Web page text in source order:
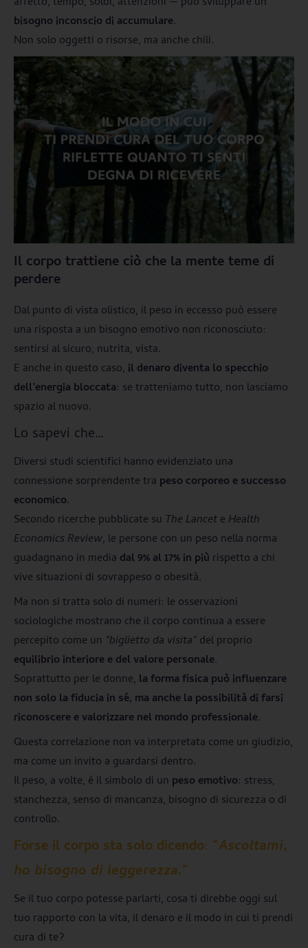
bisogno inconscio di accumulare.
Non solo oggetti o risorse, ma anche chili.
Il corpo trattiene ciò che la mente teme di
perdere
Dal punto di vista olistico, il peso in eccesso può essere
una risposta a un bisogno emotivo non riconosciuto:
sentirsi al sicuro, nutrita, vista.
E anche in questo caso, il denaro diventa lo specchio
dell’energia bloccata: se tratteniamo tutto, non lasciamo
spazio al nuovo.
Lo sapevi che…
Diversi studi scientifici hanno evidenziato una
connessione sorprendente tra peso corporeo e successo
economico.
Secondo ricerche pubblicate su The Lancete Health
Economics Review, le persone con un peso nella norma
guadagnano in media dal 9% al 17% in più rispetto a chi
vive situazioni di sovrappeso o obesità.
Ma non si tratta solo di numeri: le osservazioni
sociologiche mostrano che il corpo continua a essere
percepito come un “biglietto da visita”del proprio
equilibrio interiore e del valore personale.
Soprattutto per le donne, la forma fisica può influenzare
non solo la fiducia in sé, ma anche la possibilità di farsi
riconoscere e valorizzare nel mondo professionale.
Questa correlazione non va interpretata come un giudizio,
ma come un invito a guardarsi dentro.
Il peso, a volte, è il simbolo di un peso emotivo: stress,
stanchezza, senso di mancanza, bisogno di sicurezza o di
controllo.
Forse il corpo sta solo dicendo: “Ascoltami,
ho bisogno di leggerezza.”
Se il tuo corpo potesse parlarti, cosa ti direbbe oggi sul
tuo rapporto con la vita, il denaro e il modo in cui ti prendi
cura di te?